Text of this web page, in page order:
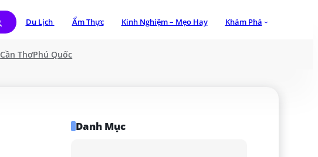
Du Lịch Ẩm Thực Kinh Nghiệm – Mẹo Hay Khám Phá
Cần ThơPhú Quốc
Danh Mục